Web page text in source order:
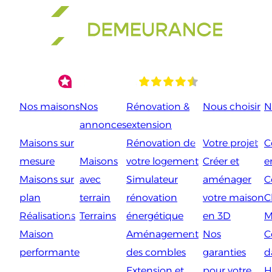
Nos maisons
Maisons sur
mesure
Maisons sur
plan
Réalisations
Maison
performante
Nos
annonces
Maisons
avec
terrain
Terrains
Rénovation &
extension
Rénovation de
votre logement
Simulateur
rénovation
énergétique
Aménagement
des combles
Nous choisir
Votre projet
Créer et
aménager
votre maison
en 3D
Nos
garanties